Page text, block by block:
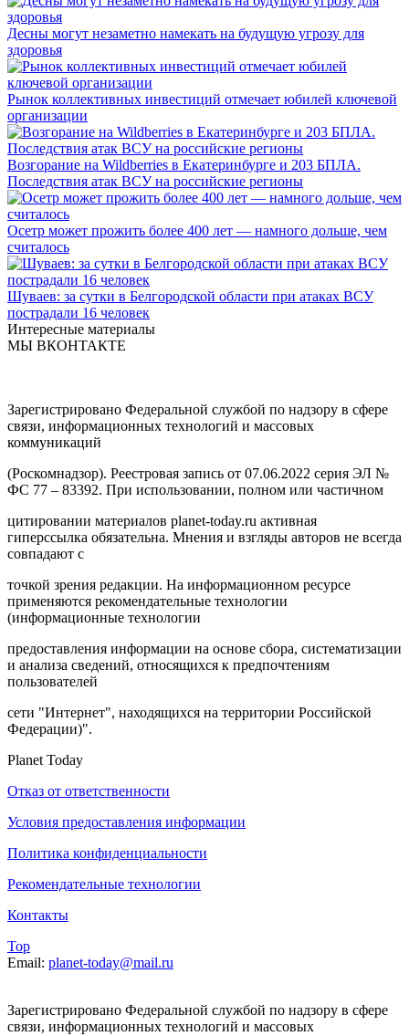
Десны могут незаметно намекать на будущую угрозу для
здоровья
Рынок коллективных инвестиций отмечает юбилей ключевой
организации
Возгорание на Wildberries в Екатеринбурге и 203 БПЛА.
Последствия атак ВСУ на российские регионы
Осетр может прожить более 400 лет — намного дольше, чем
считалось
Шуваев: за сутки в Белгородской области при атаках ВСУ
пострадали 16 человек
Интересные материалы
МЫ ВКОНТАКТЕ
Зарегистрировано Федеральной службой по надзору в сфере
связи, информационных технологий и массовых
коммуникаций
(Роскомнадзор). Реестровая запись от 07.06.2022 серия ЭЛ №
ФС 77 – 83392. При использовании, полном или частичном
цитировании материалов planet-today.ru активная
гиперссылка обязательна. Мнения и взгляды авторов не всегда
совпадают с
точкой зрения редакции. На информационном ресурсе
применяются рекомендательные технологии
(информационные технологии
предоставления информации на основе сбора, систематизации
и анализа сведений, относящихся к предпочтениям
пользователей
сети "Интернет", находящихся на территории Российской
Федерации)".
Planet Today
Отказ от ответственности
Условия предоставления информации
Политика конфиденциальности
Рекомендательные технологии
Контакты
Top
Email: planet-today@mail.ru
Зарегистрировано Федеральной службой по надзору в сфере
связи, информационных технологий и массовых